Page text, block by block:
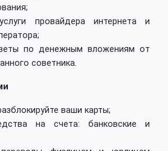
провайдера интернета и
по денежным вложениям от
советника.
ваши карты;
на счета: банковские и